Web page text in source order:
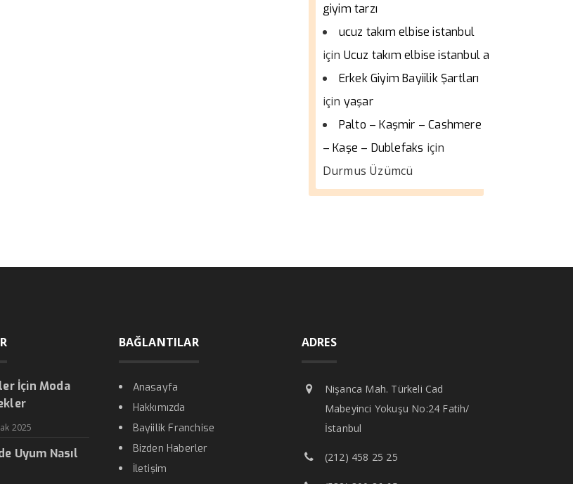
giyim tarzı
ucuz takım elbise istanbul
için Ucuz takım elbise istanbul a
Erkek Giyim Bayiilik Şartları
için yaşar
Palto – Kaşmir – Cashmere
– Kaşe – Dublefaks için
Durmus Üzümcü
İçin Moda
2025
Uyum Nasıl
BAĞLANTILAR
Anasayfa
Hakkımızda
Bayiilik Franchise
Bizden Haberler
İletişim
ADRES
Nişanca Mah. Türkeli Cad
Mabeyinci Yokuşu No:24 Fatih/
İstanbul
(212) 458 25 25